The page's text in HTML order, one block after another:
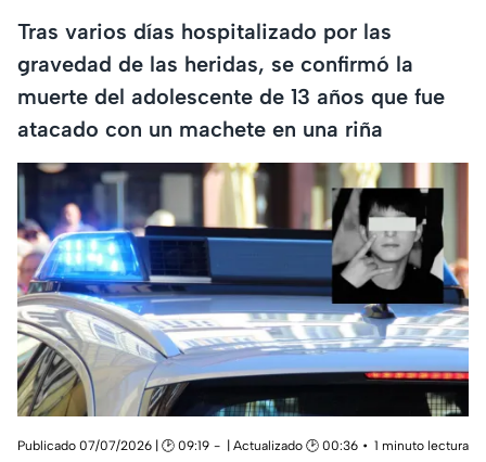
Tras varios días hospitalizado por las
gravedad de las heridas, se confirmó la
muerte del adolescente de 13 años que fue
atacado con un machete en una riña
Publicado 07/07/2026 | 🕑 09:19 | Actualizado 🕑 00:36 1 minuto lectura